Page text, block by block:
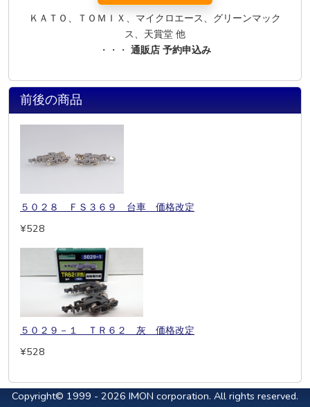
ＫＡＴＯ、ＴＯＭＩＸ、マイクロエース、グリーンマック
ス、天賞堂 他
・・・ 通販店 予約申込み
前後の商品
５０２８ ＦＳ３６９ 台車 価格改定
¥528
５０２９－１ ＴＲ６２ 灰 価格改定
¥528
Copyright© 1999 - 2026 IMON corporation. All rights reserved.